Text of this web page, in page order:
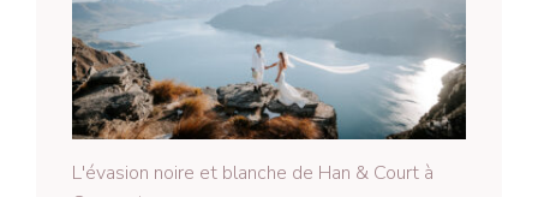
L'évasion noire et blanche de Han & Court à